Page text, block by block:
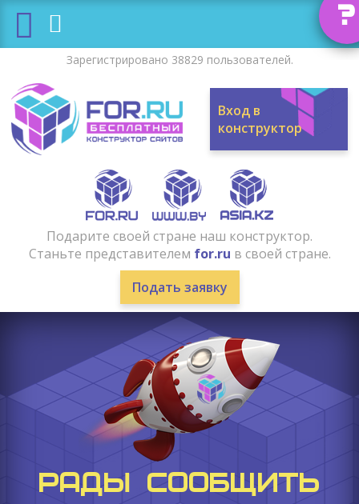
?
Зарегистрировано 38829 пользователей.
Вход в
конструктор
Подарите своей стране наш конструктор.
Станьте представителем for.ru в своей стране.
Подать заявку
РАДЫ СООБЩИТЬ